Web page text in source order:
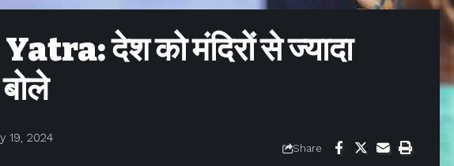
देश को मंदिरों से ज्यादा
19, 2024
Share